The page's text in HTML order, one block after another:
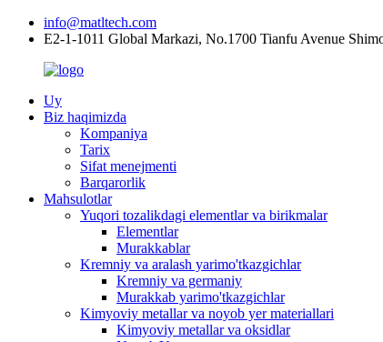
info@matltech.com
E2-1-1011 Global Markazi, No.1700 Tianfu Avenue
Uy
Biz haqimizda
Kompaniya
Tarix
Sifat menejmenti
Barqarorlik
Mahsulotlar
Yuqori tozalikdagi elementlar va birikmalar
Elementlar
Murakkablar
Kremniy va aralash yarimo'tkazgichlar
Kremniy va germaniy
Murakkab yarimo'tkazgichlar
Kimyoviy metallar va noyob yer materiallari
Kimyoviy metallar va oksidlar